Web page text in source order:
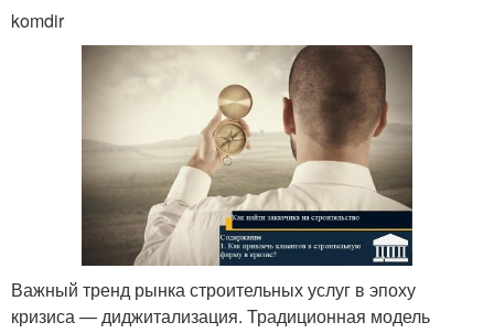
komdir
Важный тренд рынка строительных услуг в эпоху
кризиса — диджитализация. Традиционная модель